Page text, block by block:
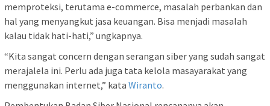
memproteksi, terutama e-commerce, masalah perbankan dan
hal yang menyangkut jasa keuangan. Bisa menjadi masalah
kalau tidak hati-hati,” ungkapnya.
“Kita sangat concern dengan serangan siber yang sudah sangat
merajalela ini. Perlu ada juga tata kelola masayarakat yang
menggunakan internet,” kata Wiranto.